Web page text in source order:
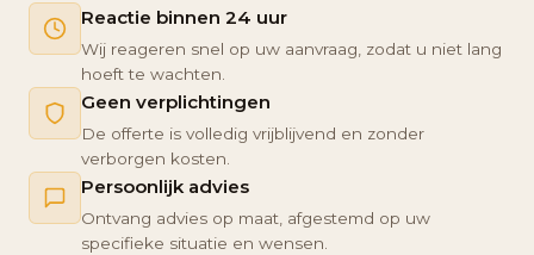
Reactie binnen 24 uur
Wij reageren snel op uw aanvraag, zodat u niet lang
hoeft te wachten.
Geen verplichtingen
De offerte is volledig vrijblijvend en zonder
verborgen kosten.
Persoonlijk advies
Ontvang advies op maat, afgestemd op uw
specifieke situatie en wensen.